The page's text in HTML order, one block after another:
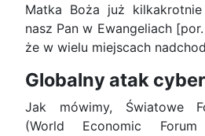
Matka Boża już
nasz Pan w Ewangeliach
że w wielu miejscach
Globalny atak
Jak mówimy, Światowe
(World Economic